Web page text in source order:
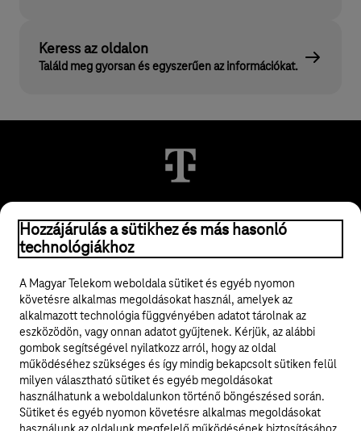
Keress az oldalon
Találd meg gyorsan és egyszerűen az információkat.
© 2026 Magyar Telekom Nyrt.
ÁSZF
Adatvédelem
Felhívások
Hozzájárulás a sütikhez és más hasonló
technológiákhoz
A Magyar Telekom weboldala sütiket és egyéb nyomon
követésre alkalmas megoldásokat használ, amelyek az
alkalmazott technológia függvényében adatot tárolnak az
eszközödön, vagy onnan adatot gyűjtenek. Kérjük, az alábbi
gombok segítségével nyilatkozz arról, hogy az oldal
működéséhez szükséges és így mindig bekapcsolt sütiken felül
milyen választható sütiket és egyéb megoldásokat
használhatunk a weboldalunkon történő böngészésed során.
Sütiket és egyéb nyomon követésre alkalmas megoldásokat